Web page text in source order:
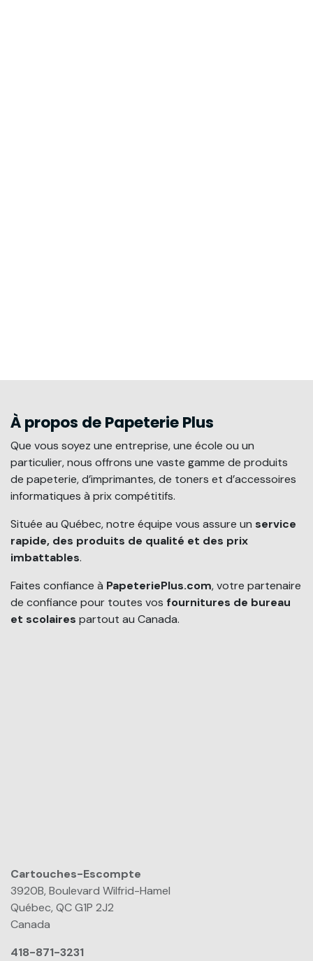
À propos de Papeterie Plus
Que vous soyez une entreprise, une école ou un
particulier, nous offrons une vaste gamme de produits
de papeterie, d’imprimantes, de toners et d’accessoires
informatiques à prix compétitifs.
Située au Québec, notre équipe vous assure un service
rapide, des produits de qualité et des prix
imbattables.
Faites confiance à PapeteriePlus.com, votre partenaire
de confiance pour toutes vos fournitures de bureau
et scolaires partout au Canada.
Cartouches-Escompte
3920B, Boulevard Wilfrid-Hamel
Québec, QC G1P 2J2
Canada
418-871-3231